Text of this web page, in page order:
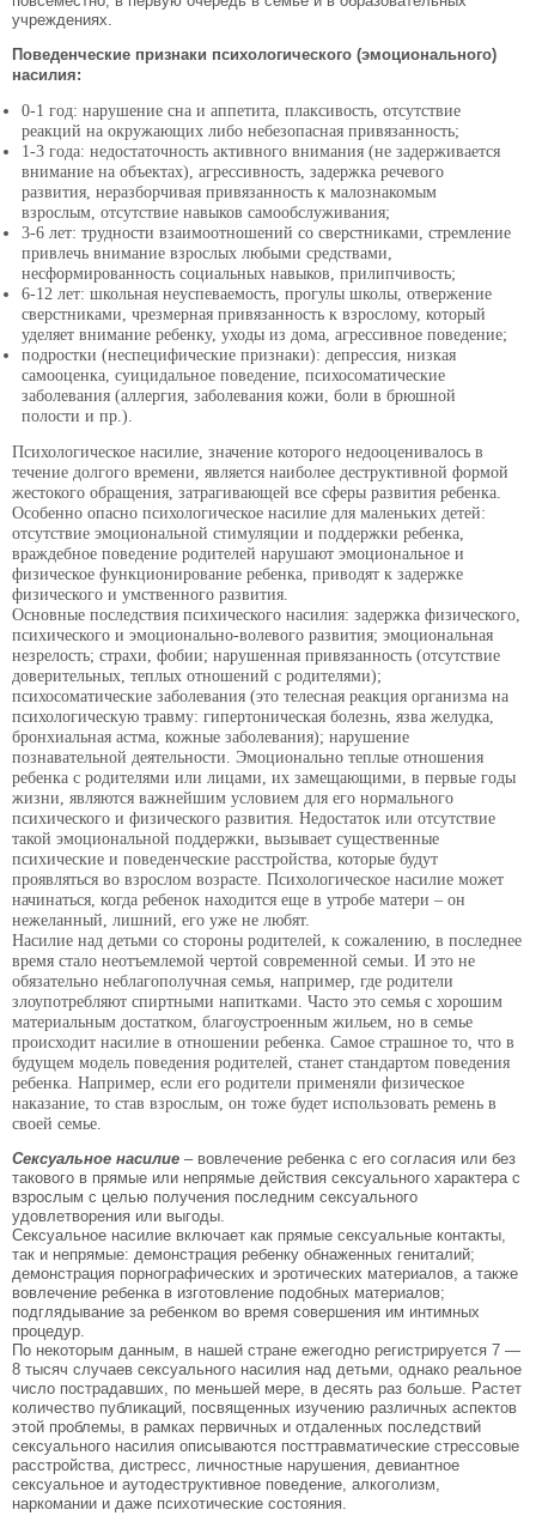
учреждениях.
Поведенческие признаки психологического (эмоционального)
насилия:
0-1 год: нарушение сна и аппетита, плаксивость, отсутствие
реакций на окружающих либо небезопасная привязанность;
1-3 года: недостаточность активного внимания (не задерживается
внимание на объектах), агрессивность, задержка речевого
развития, неразборчивая привязанность к малознакомым
взрослым, отсутствие навыков самообслуживания;
3-6 лет: трудности взаимоотношений со сверстниками, стремление
привлечь внимание взрослых любыми средствами,
несформированность социальных навыков, прилипчивость;
6-12 лет: школьная неуспеваемость, прогулы школы, отвержение
сверстниками, чрезмерная привязанность к взрослому, который
уделяет внимание ребенку, уходы из дома, агрессивное поведение;
подростки (неспецифические признаки): депрессия, низкая
самооценка, суицидальное поведение, психосоматические
заболевания (аллергия, заболевания кожи, боли в брюшной
полости и пр.).
Психологическое насилие, значение которого недооценивалось в
течение долгого времени, является наиболее деструктивной формой
жестокого обращения, затрагивающей все сферы развития ребенка.
Особенно опасно психологическое насилие для маленьких детей:
отсутствие эмоциональной стимуляции и поддержки ребенка,
враждебное поведение родителей нарушают эмоциональное и
физическое функционирование ребенка, приводят к задержке
физического и умственного развития.
Основные последствия психического насилия: задержка физического,
психического и эмоционально-волевого развития; эмоциональная
незрелость; страхи, фобии; нарушенная привязанность (отсутствие
доверительных, теплых отношений с родителями);
психосоматические заболевания (это телесная реакция организма на
психологическую травму: гипертоническая болезнь, язва желудка,
бронхиальная астма, кожные заболевания); нарушение
познавательной деятельности. Эмоционально теплые отношения
ребенка с родителями или лицами, их замещающими, в первые годы
жизни, являются важнейшим условием для его нормального
психического и физического развития. Недостаток или отсутствие
такой эмоциональной поддержки, вызывает существенные
психические и поведенческие расстройства, которые будут
проявляться во взрослом возрасте. Психологическое насилие может
начинаться, когда ребенок находится еще в утробе матери – он
нежеланный, лишний, его уже не любят.
Насилие над детьми со стороны родителей, к сожалению, в последнее
время стало неотъемлемой чертой современной семьи. И это не
обязательно неблагополучная семья, например, где родители
злоупотребляют спиртными напитками. Часто это семья с хорошим
материальным достатком, благоустроенным жильем, но в семье
происходит насилие в отношении ребенка. Самое страшное то, что в
будущем модель поведения родителей, станет стандартом поведения
ребенка. Например, если его родители применяли физическое
наказание, то став взрослым, он тоже будет использовать ремень в
своей семье.
Сексуальное насилие – вовлечение ребенка с его согласия или без
такового в прямые или непрямые действия сексуального характера с
взрослым с целью получения последним сексуального
удовлетворения или выгоды.
Сексуальное насилие включает как прямые сексуальные контакты,
так и непрямые: демонстрация ребенку обнаженных гениталий;
демонстрация порнографических и эротических материалов, а также
вовлечение ребенка в изготовление подобных материалов;
подглядывание за ребенком во время совершения им интимных
процедур.
По некоторым данным, в нашей стране ежегодно регистрируется 7 —
8 тысяч случаев сексуального насилия над детьми, однако реальное
число пострадавших, по меньшей мере, в десять раз больше. Растет
количество публикаций, посвященных изучению различных аспектов
этой проблемы, в рамках первичных и отдаленных последствий
сексуального насилия описываются посттравматические стрессовые
расстройства, дистресс, личностные нарушения, девиантное
сексуальное и аутодеструктивное поведение, алкоголизм,
наркомании и даже психотические состояния.